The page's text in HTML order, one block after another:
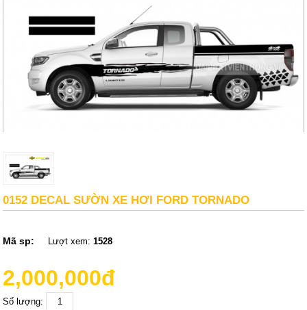
0152 DECAL SƯỜN XE HƠI FORD TORNADO
Mã sp: Lượt xem:1528
2,000,000đ
Số lượng: